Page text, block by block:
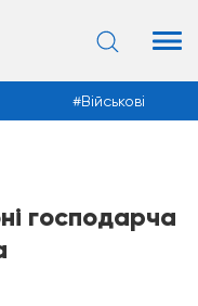
Військові
господарча